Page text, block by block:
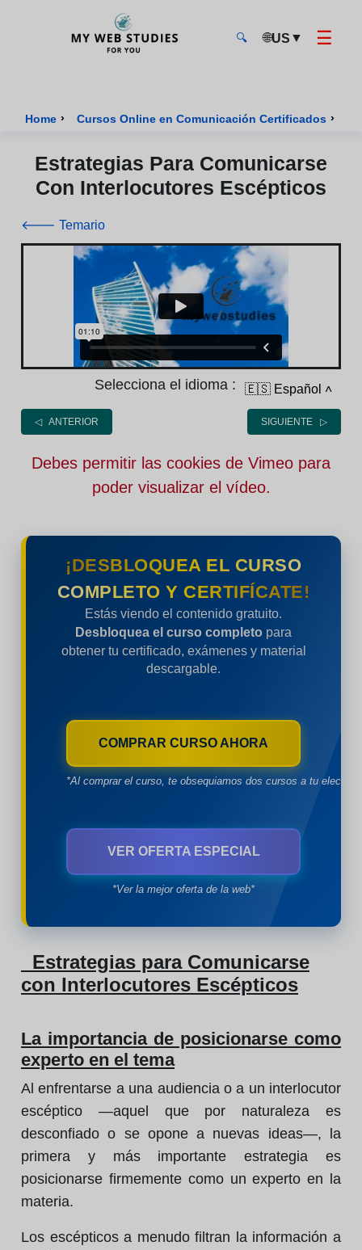
🔍 🌐US ▼ ☰
Home › Cursos Online en Comunicación Certificados ›
Estrategias Para Comunicarse
Con Interlocutores Escépticos
🡐 Temario
Selecciona el idioma : 🇪🇸 Español ˄
◁ ANTERIOR SIGUIENTE ▷
Debes permitir las cookies de Vimeo para
poder visualizar el vídeo.
¡DESBLOQUEA EL CURSO
COMPLETO Y CERTIFÍCATE!
Estás viendo el contenido gratuito.
Desbloquea el curso completo para
obtener tu certificado, exámenes y material
descargable.
COMPRAR CURSO AHORA
*Al comprar el curso, te obsequiamos dos cursos a tu
VER OFERTA ESPECIAL
*Ver la mejor oferta de la web*
Estrategias para Comunicarse
con Interlocutores Escépticos
La importancia de posicionarse como
experto en el tema
Al enfrentarse a una audiencia o a un interlocutor
escéptico —aquel que por naturaleza es
desconfiado o se opone a nuevas ideas—, la
primera y más importante estrategia es
posicionarse firmemente como un experto en la
materia.
Los escépticos a menudo filtran la información a